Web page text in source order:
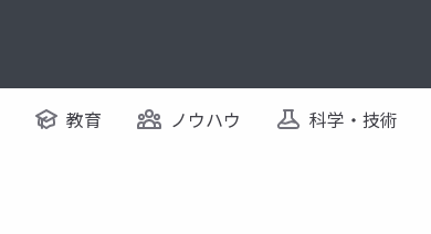
教育 ノウハウ 科学・技術